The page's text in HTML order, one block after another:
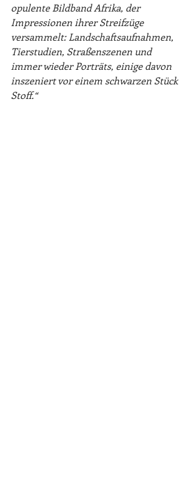
opulente Bildband Afrika, der
Impressionen ihrer Streifzüge
versammelt: Landschaftsaufnahmen,
Tierstudien, Straßenszenen und
immer wieder Porträts, einige davon
inszeniert vor einem schwarzen Stück
Stoff.“